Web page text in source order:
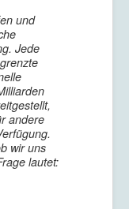
und
Jede
andere
wir uns
lautet: